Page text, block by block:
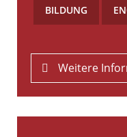
BILDUNG
Weitere